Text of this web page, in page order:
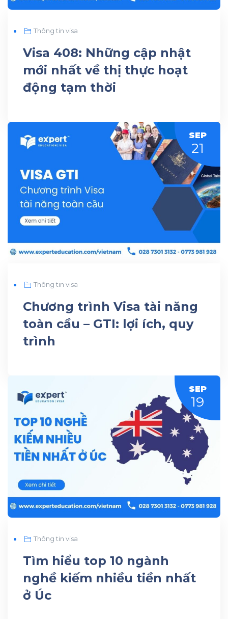
Thông tin visa
Visa 408: Những cập nhật
mới nhất về thị thực hoạt
động tạm thời
SEP
21
Thông tin visa
Chương trình Visa tài năng
toàn cầu – GTI: lợi ích, quy
trình
SEP
19
Thông tin visa
Tìm hiểu top 10 ngành
nghề kiếm nhiều tiền nhất
ở Úc